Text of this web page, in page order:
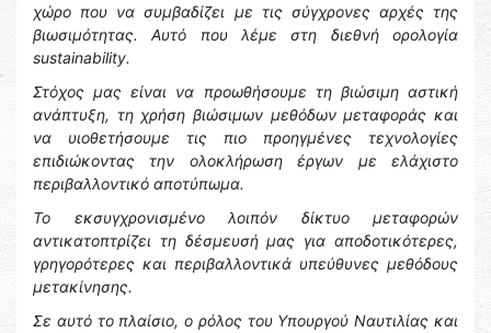
χώρο που να συμβαδίζει με τις σύγχρονες αρχές της
βιωσιμότητας. Αυτό που λέμε στη διεθνή ορολογία
sustainability.
Στόχος μας είναι να προωθήσουμε τη βιώσιμη αστική
ανάπτυξη, τη χρήση βιώσιμων μεθόδων μεταφοράς και
να υιοθετήσουμε τις πιο προηγμένες τεχνολογίες
επιδιώκοντας την ολοκλήρωση έργων με ελάχιστο
περιβαλλοντικό αποτύπωμα.
Το εκσυγχρονισμένο λοιπόν δίκτυο μεταφορών
αντικατοπτρίζει τη δέσμευσή μας για αποδοτικότερες,
γρηγορότερες και περιβαλλοντικά υπεύθυνες μεθόδους
μετακίνησης.
Σε αυτό το πλαίσιο, ο ρόλος του Υπουργού Ναυτιλίας και